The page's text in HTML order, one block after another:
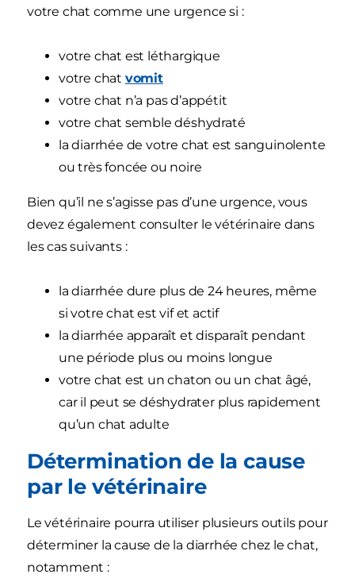
votre chat comme une urgence si :
votre chat est léthargique
votre chat vomit
votre chat n’a pas d’appétit
votre chat semble déshydraté
la diarrhée de votre chat est sanguinolente
ou très foncée ou noire
Bien qu’il ne s’agisse pas d’une urgence, vous
devez également consulter le vétérinaire dans
les cas suivants :
la diarrhée dure plus de 24 heures, même
si votre chat est vif et actif
la diarrhée apparaît et disparaît pendant
une période plus ou moins longue
votre chat est un chaton ou un chat âgé,
car il peut se déshydrater plus rapidement
qu’un chat adulte
Détermination de la cause
par le vétérinaire
Le vétérinaire pourra utiliser plusieurs outils pour
déterminer la cause de la diarrhée chez le chat,
notamment :